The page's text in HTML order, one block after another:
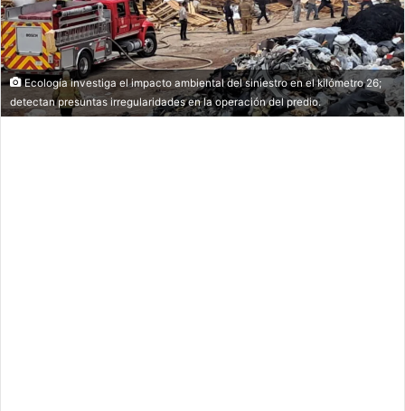
Ecología investiga el impacto ambiental del siniestro en el kilómetro 26;
detectan presuntas irregularidades en la operación del predio.